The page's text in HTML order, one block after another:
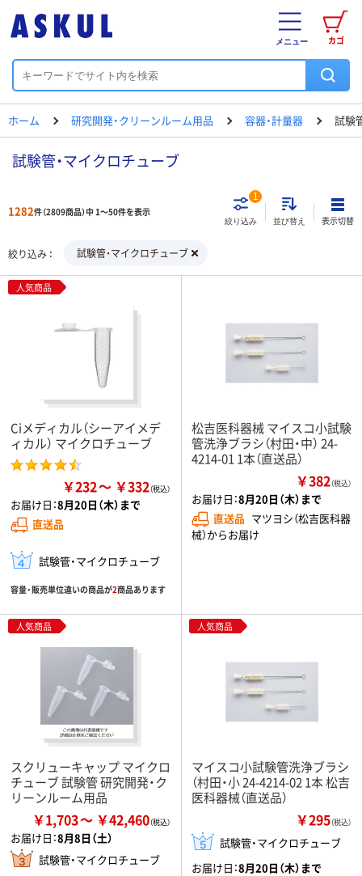
カゴ
メニュー
ホーム 研究開発・クリーンルーム用品 容器・計量器 試験
試験管・マイクロチューブ
1282件（2809商品）中 1～50件を表示
絞り込み
1
並び替え 表示切替
絞り込み 試験管・マイクロチューブ
人気商品
Ciメディカル（シーアイメデ
ィカル） マイクロチューブ
￥232 ￥332
お届け日：8月20日（木）まで
直送品
試験管・マイクロチューブ
容量・販売単位違いの商品が2商品あります
松吉医科器械 マイスコ小試験
管洗浄ブラシ（村田・中） 24-
4214-01 1本（直送品）
￥382（税込）
お届け日：8月20日（木）まで
直送品 マツヨシ（松吉医科器
械）からお届け
人気商品
スクリューキャップ マイクロ
チューブ 試験管 研究開発・ク
リーンルーム用品
￥1,703 ￥42,460
お届け日：8月8日（土）
試験管・マイクロチューブ
人気商品
マイスコ小試験管洗浄ブラシ
（村田・小 24-4214-02 1本 松吉
医科器械（直送品）
￥295（税込）
試験管・マイクロチューブ
お届け日：8月20日（木）まで